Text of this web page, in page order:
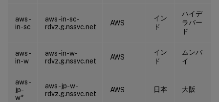
aws-
in-sc
aws-in-sc-
rdvz.g.nssvc.net
AWS
イン
ド
ハイデ
ラバー
ド
aws-
in-w
aws-in-w-
rdvz.g.nssvc.net
AWS
イン
ド
ムンバ
イ
aws-
jp-
w*
aws-jp-w-
rdvz.g.nssvc.net
AWS 日本 大阪